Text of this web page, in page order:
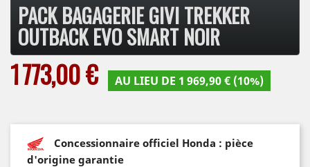
PACK BAGAGERIE GIVI TREKKER
OUTBACK EVO SMART NOIR
1 773,00 € AU LIEU DE 1 969,90 € (10%)
Concessionnaire officiel Honda : pièce
d'origine garantie